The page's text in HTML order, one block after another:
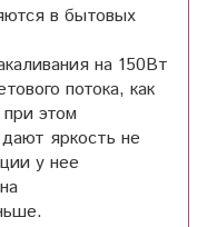
в бытовых
на 150Вт
потока, как
этом
яркость не
у нее